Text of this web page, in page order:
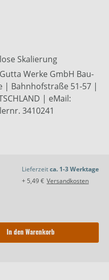
Skalierung
Werke GmbH Bau-
| Bahnhofstraße 51-57 |
| eMail:
3410241
Lieferzeitca. 1-3 Werktage
+ 5,49 € Versandkosten
In den Warenkorb